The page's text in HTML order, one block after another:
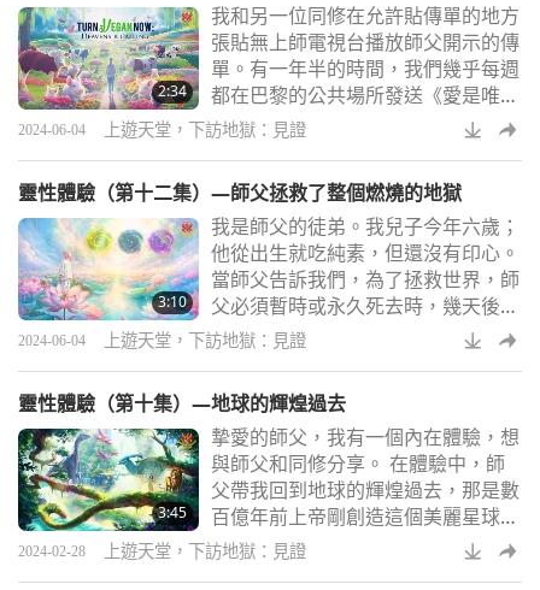
際上並不需要。門可以開著或關起
來；他們並不在乎。因此，他們並不
知道像「小偷」、「警察」、「拿
走」或「借」等這樣的字
2:34
我和另一位同修在允許貼傳單的地方
張貼無上師電視台播放師父開示的傳
單。有一年半的時間，我們幾乎每週
都在巴黎的公共場所發送《愛是唯一
的解決之道》書。在我的夢中，我看
到每個張貼傳單的地方都吸引了城市
地點，然後，他們就一起走，一個接
著一個走上解脫之路。人群數量非常
龐大。數量之多，數不勝數！這不是
我第一次看到您將人們的靈魂提昇到
解脫的世界。最後，我看到這座大都
市已經空無一人。
2024-06-04 上遊天堂，下訪地獄：見證
靈性體驗（第十二集）—師父拯救了整個燃燒的地獄
3:10
我是師父的徒弟。我兒子今年六歲；
他從出生就吃純素，但還沒有印心。
當師父告訴我們，為了拯救世界，師
父必須暫時或永久死去時，幾天後，
我兒子告訴我，他有以下的內在體
驗：「有一天，我在打坐時，我看見
個地方，那裡有黃、黑、紫三個洞。
黃色的洞一下子就把我吸進去，帶我
到一座寺廟。我看到師父像一尊金
色、閃閃發光的雕像，像大樓那麼
高。我看到師父的頭出現一朵蓮花。
之後，師父動了，站了起
2024-06-04 上遊天堂，下訪地獄：見證
靈性體驗（第十集）—地球的輝煌過去
3:45
摯愛的師父，我有一個內在體驗，想
與師父和同修分享。 在體驗中，師
父帶我回到地球的輝煌過去，那是數
百億年前上帝剛創造這個美麗星球
時。在體驗中，我迷失在一片森林
中。在我的右側，我看到了各式各樣
2024-02-28 上遊天堂，下訪地獄：見證